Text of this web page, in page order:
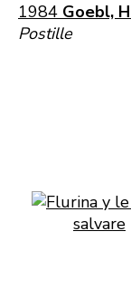
1984 Goebl,
Postille